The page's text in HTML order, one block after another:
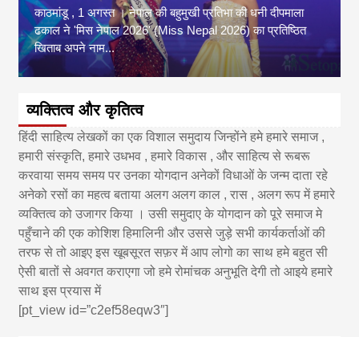
काठमांडू , 1 अगस्त । नेपाल की बहुमुखी प्रतिभा की धनी दीपमाला
ढकाल ने 'मिस नेपाल 2026' (Miss Nepal 2026) का प्रतिष्ठित
खिताब अपने नाम...
व्यक्तित्व और कृतित्व
हिंदी साहित्य लेखकों का एक विशाल समुदाय जिन्होंने हमे हमारे समाज ,
हमारी संस्कृति, हमारे उधभव , हमारे विकास , और साहित्य से रूबरू
करवाया समय समय पर उनका योगदान अनेकों विधाओं के जन्म दाता रहे
अनेको रसों का महत्व बताया अलग अलग काल , रास , अलग रूप में हमारे
व्यक्तित्व को उजागर किया । उसी समुदाए के योगदान को पूरे समाज मे
पहुँचाने की एक कोशिश हिमालिनी और उससे जुड़े सभी कार्यकर्ताओं की
तरफ से तो आइए इस खूबसूरत सफ़र में आप लोगो का साथ हमे बहुत सी
ऐसी बातों से अवगत कराएगा जो हमे रोमांचक अनुभूति देगी तो आइये हमारे
साथ इस प्रयास में
[pt_view id=”c2ef58eqw3″]